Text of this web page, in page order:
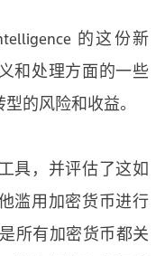
的这份新
和处理方面的一些
的风险和收益。
具，并评估了这如
滥用加密货币进行
所有加密货币都关